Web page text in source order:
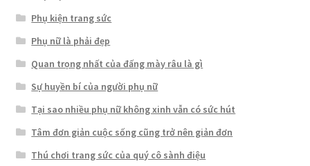
Phụ kiện trang sức
Phụ nữ là phải đẹp
Quan trọng nhất của đấng mày râu là gì
Sự huyền bí của người phụ nữ
Tại sao nhiều phụ nữ không xinh vẫn có sức hút
Tâm đơn giản cuộc sống cũng trở nên giản đơn
Thú chơi trang sức của quý cô sành điệu